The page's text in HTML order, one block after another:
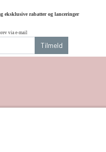
eksklusive rabatter og lanceringer
via e-mail
Tilmeld